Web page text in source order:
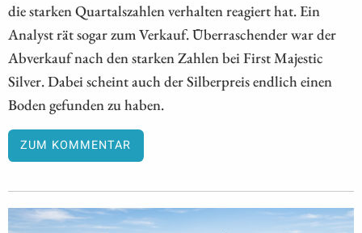
die starken Quartalszahlen verhalten reagiert hat. Ein
Analyst rät sogar zum Verkauf. Überraschender war der
Abverkauf nach den starken Zahlen bei First Majestic
Silver. Dabei scheint auch der Silberpreis endlich einen
Boden gefunden zu haben.
ZUM KOMMENTAR